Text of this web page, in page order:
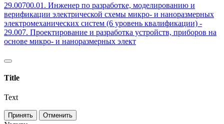
29.00700.01. Инженер по разработке, моделированию и
верификации электрической схемы микро- и наноразмерных
электромеханических систем (6 уровень квалификации) -
29.007. Проектирование и разработка устройств, приборов на
основе микро- и наноразмерных элект
Title
Text
Принять Отменить